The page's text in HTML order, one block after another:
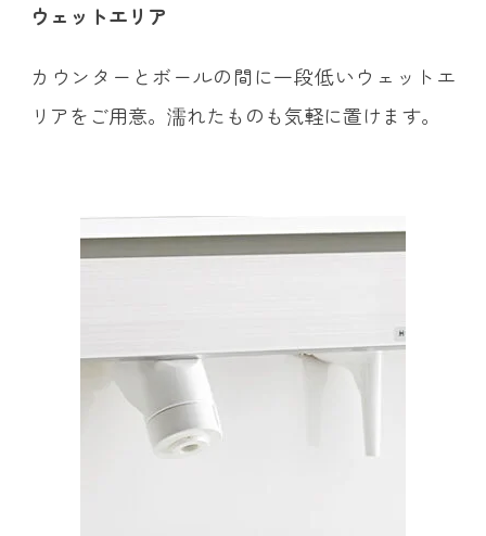
ウェットエリア
カウンターとボールの間に一段低いウェットエ
リアをご用意。濡れたものも気軽に置けます。